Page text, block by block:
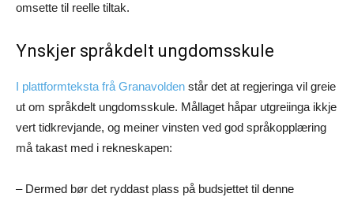
omsette til reelle tiltak.
Ynskjer språkdelt ungdomsskule
I plattformteksta frå Granavolden står det at regjeringa vil greie
ut om språkdelt ungdomsskule. Mållaget håpar utgreiinga ikkje
vert tidkrevjande, og meiner vinsten ved god språkopplæring
må takast med i rekneskapen:
– Dermed bør det ryddast plass på budsjettet til denne